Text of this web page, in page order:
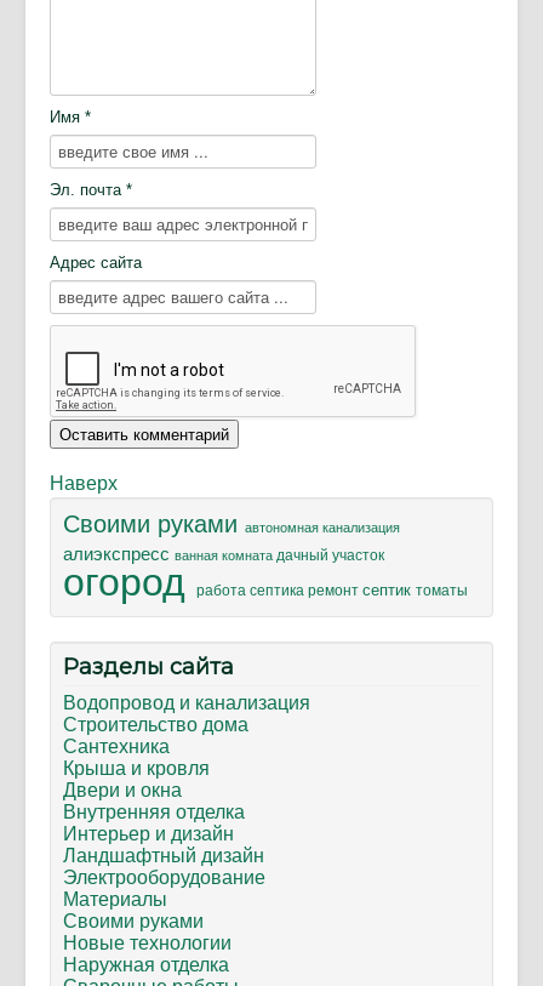
Имя *
Эл. почта *
Адрес сайта
Наверх
Своими руками автономная канализация
алиэкспресс ванная комната дачный участок
огород работа септика ремонт септик томаты
Разделы сайта
Водопровод и канализация
Строительство дома
Сантехника
Крыша и кровля
Двери и окна
Внутренняя отделка
Интерьер и дизайн
Ландшафтный дизайн
Электрооборудование
Материалы
Своими руками
Новые технологии
Наружная отделка